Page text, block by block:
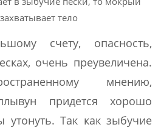
тело
счету, опасность,
очень преувеличена.
мнению,
придется хорошо
утонуть. Так как зыбучие